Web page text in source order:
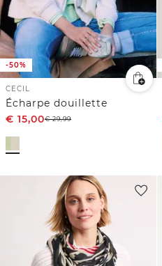
-50%
CECIL
Écharpe douillette
€ 15,00€29,99